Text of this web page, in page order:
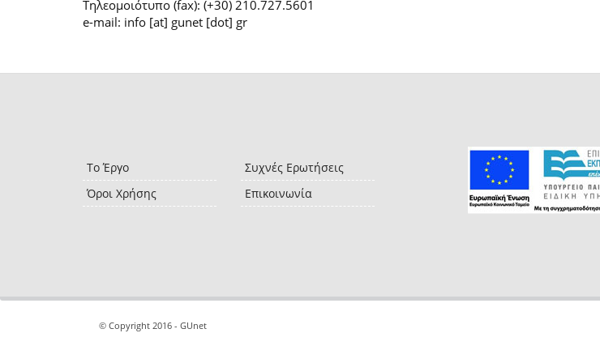
Τηλεομοιότυπο (fax): (+30) 210.727.5601
e-mail: info [at] gunet [dot] gr
Το Έργο
Όροι Χρήσης
Συχνές Ερωτήσεις
Επικοινωνία
© Copyright 2016 - GUnet